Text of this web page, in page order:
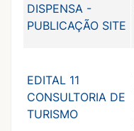
DISPENSA -
PUBLICAÇÃO SITE
EDITAL 11
CONSULTORIA DE
TURISMO